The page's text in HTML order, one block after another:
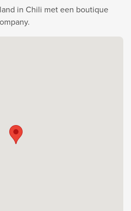
in Chili met een boutique